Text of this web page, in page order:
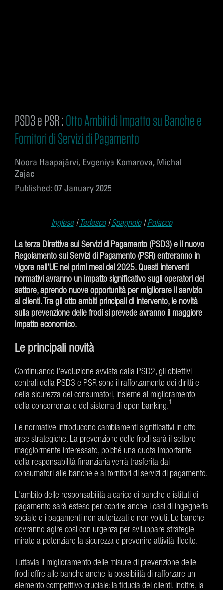
PSD3 e PSR :Otto Ambiti di Impatto su Banche e
Fornitori di Servizi di Pagamento
Noora Haapajärvi, Evgeniya Komarova, Michal
Zajac
Published: 07 January 2025
Inglese|Tedesco|Spagnolo|Polacco
La terza Direttiva sui Servizi di Pagamento (PSD3) e il nuovo
Regolamento sui Servizi di Pagamento (PSR) entreranno in
vigore nell’UE nei primi mesi del 2025. Questi interventi
normativi avranno un impatto significativo sugli operatori del
settore, aprendo nuove opportunità per migliorare il servizio
ai clienti. Tra gli otto ambiti principali di intervento, le novità
sulla prevenzione delle frodi si prevede avranno il maggiore
impatto economico.
Le principali novità
Continuando l'evoluzione avviata dalla PSD2, gli obiettivi
centrali della PSD3 e PSR sono il rafforzamento dei diritti e
della sicurezza dei consumatori, insieme al miglioramento
della concorrenza e del sistema di open banking.1
Le normative introducono cambiamenti significativi in otto
aree strategiche. La prevenzione delle frodi sarà il settore
maggiormente interessato, poiché una quota importante
della responsabilità finanziaria verrà trasferita dai
consumatori alle banche e ai fornitori di servizi di pagamento.
L'ambito delle responsabilità a carico di banche e istituti di
pagamento sarà esteso per coprire anche i casi di ingegneria
sociale e i pagamenti non autorizzati o non voluti. Le banche
dovranno agire così con urgenza per sviluppare strategie
mirate a potenziare la sicurezza e prevenire attività illecite.
Tuttavia il miglioramento delle misure di prevenzione delle
frodi offre alle banche anche la possibilità di rafforzare un
elemento competitivo cruciale: la fiducia dei clienti. Inoltre, la